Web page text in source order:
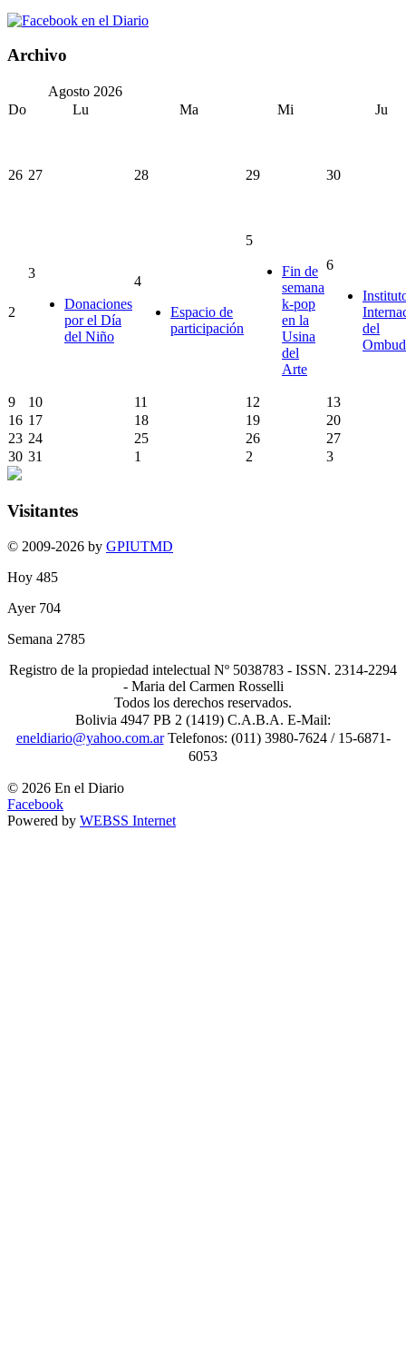
Archivo
Agosto 2026
Do
Lu Ma Mi Ju
26 27 28 29 30
2
3
Donaciones
por el Día
del Niño
4
Espacio de
participación
5
Fin de
semana
k-pop
en la
Usina
del
Arte
6
del
9 10 11 12
13
16 17 18 19
20
23 24 25 26
27
30 31 1 2 3
Visitantes
© 2009-2026 by GPIUTMD
Hoy 485
Ayer 704
Semana 2785
Registro de la propiedad intelectual Nº 5038783 - ISSN. 2314-2294
- Maria del Carmen Rosselli
Todos los derechos reservados.
Bolivia 4947 PB 2 (1419) C.A.B.A. E-Mail:
eneldiario@yahoo.com.arTelefonos: (011) 3980-7624 / 15-6871-
6053
© 2026 En el Diario
Facebook
Powered by WEBSS Internet